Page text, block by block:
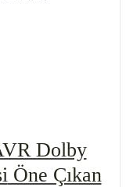
Dolby
Öne Çıkan